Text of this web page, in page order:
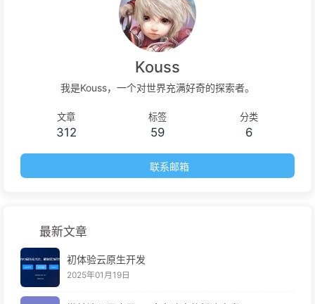
Kouss
我是Kouss，一个对世界充满好奇的探索者。
文章
312
标签
59
分类
6
联系邮箱
最新文章
初体验云原生开发
2025年01月19日